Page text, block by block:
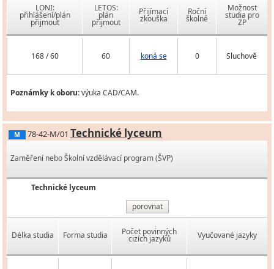
LONI:
přihlášení/plán
přijmout
LETOS:
plán
přijmout
Přijímací
zkouška
Roční
školné
Možnost
studia pro
ZP
168 / 60 60 koná se 0 Sluchově
Poznámky k oboru:výuka CAD/CAM.
M 78-42-M/01 Technické lyceum
Zaměření nebo Školní vzdělávací program (ŠVP)
Technické lyceum
porovnat
Délka studia Forma studia Počet povinných
cizích jazyků Vyučované jazyky